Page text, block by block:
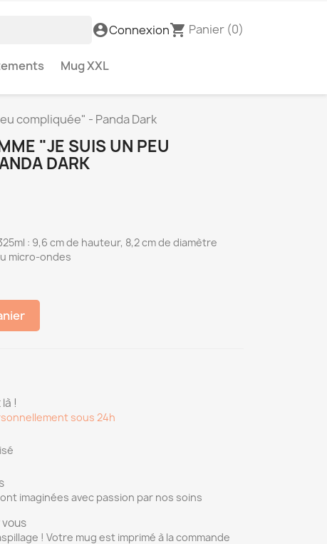
account_circleConnexionshopping_cart Panier (0)
Mug XXL
compliquée" - Panda Dark
"JE SUIS UN PEU
DARK
: 9,6 cm de hauteur, 8,2 cm de diamètre
micro-ondes
!
sous 24h
imaginées avec passion par nos soins
! Votre mug est imprimé à la commande